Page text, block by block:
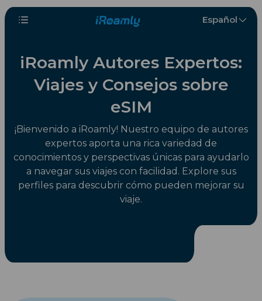
Español
iRoamly Autores Expertos:
Viajes y Consejos sobre
eSIM
¡Bienvenido a iRoamly! Nuestro equipo de autores
expertos aporta una rica variedad de
conocimientos y perspectivas únicas para ayudarlo
a navegar sus viajes con facilidad. Explore sus
perfiles para descubrir cómo pueden mejorar su
viaje.